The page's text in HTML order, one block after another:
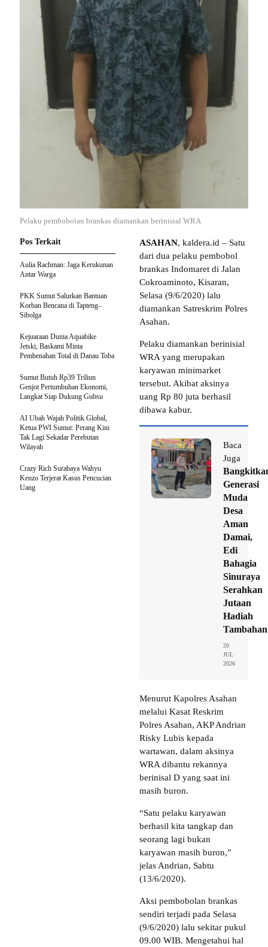
Pelaku pembobolan brankas diamankan berinisial WRA
ASAHAN, kaldera.id – Satu
dari dua pelaku pembobol
brankas Indomaret di Jalan
Cokroaminoto, Kisaran,
Selasa (9/6/2020) lalu
diamankan Satreskrim Polres
Asahan.
Pelaku diamankan berinisial
WRA yang merupakan
karyawan minimarket
tersebut. Akibat aksinya
uang Rp 80 juta berhasil
dibawa kabur.
Baca
Juga
Generasi
Muda
Desa
Aman
Damai,
Edi
Bahagia
Sinuraya
Serahkan
Jutaan
Hadiah
Tambahan
20
JUL
2026
Menurut Kapolres Asahan
melalui Kasat Reskrim
Polres Asahan, AKP Andrian
Risky Lubis kepada
wartawan, dalam aksinya
WRA dibantu rekannya
berinisal D yang saat ini
masih buron.
“Satu pelaku karyawan
berhasil kita tangkap dan
seorang lagi bukan
karyawan masih buron,”
jelas Andrian, Sabtu
(13/6/2020).
Aksi pembobolan brankas
sendiri terjadi pada Selasa
(9/6/2020) lalu sekitar pukul
09.00 WIB. Mengetahui hal
Pos Terkait
Aulia Rachman: Jaga Kerukunan
Antar Warga
PKK Sumut Salurkan Bantuan
Korban Bencana di Tapteng–
Sibolga
Kejuaraan Dunia Aquabike
Jetski, Baskami Minta
Pembenahan Total di Danau Toba
Sumut Butuh Rp39 Triliun
Genjot Pertumbuhan Ekonomi,
Langkat Siap Dukung Gubsu
AI Ubah Wajah Politik Global,
Ketua PWI Sumut: Perang Kini
Tak Lagi Sekadar Perebutan
Wilayah
Crazy Rich Surabaya Wahyu
Kenzo Terjerat Kasus Pencucian
Uang